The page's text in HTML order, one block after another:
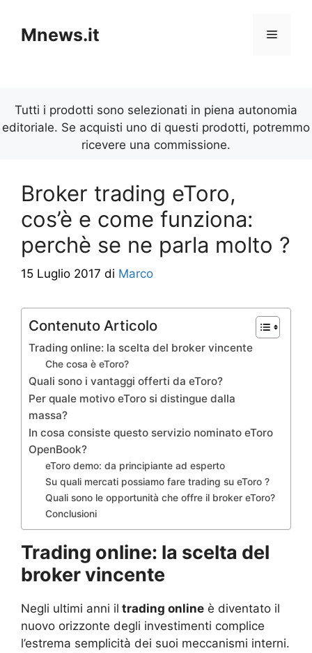
contenuto
Mnews.it Menu
Tutti i prodotti sono selezionati in piena autonomia
editoriale. Se acquisti uno di questi prodotti, potremmo
ricevere una commissione.
Broker trading eToro,
cos’è e come funziona:
perchè se ne parla molto ?
15 Luglio 2017 di Marco
Contenuto Articolo
Trading online: la scelta del broker vincente
Che cosa è eToro?
Quali sono i vantaggi offerti da eToro?
Per quale motivo eToro si distingue dalla
massa?
In cosa consiste questo servizio nominato eToro
OpenBook?
eToro demo: da principiante ad esperto
Su quali mercati possiamo fare trading su eToro ?
Quali sono le opportunità che offre il broker eToro?
Conclusioni
Trading online: la scelta del
broker vincente
Negli ultimi anni il trading online è diventato il
nuovo orizzonte degli investimenti complice
l’estrema semplicità dei suoi meccanismi interni.